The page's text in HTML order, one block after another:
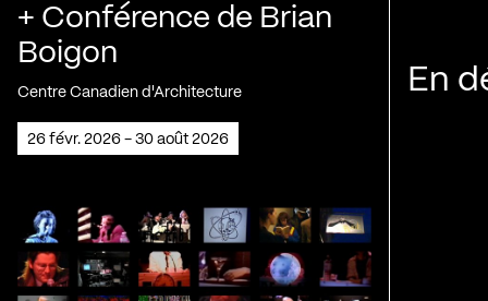
+ Conférence de Brian
Boigon
Centre Canadien d'Architecture
26 févr. 2026 - 30 août 2026
En